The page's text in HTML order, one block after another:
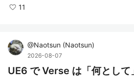
11
@Naotsun (Naotsun)
2026-08-07
UE6 で Verse は「何として